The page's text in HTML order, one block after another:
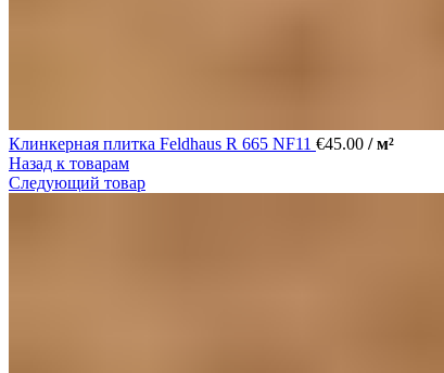
Клинкерная плитка Feldhaus R 665 NF11 €45.00 / м²
Назад к товарам
Следующий товар